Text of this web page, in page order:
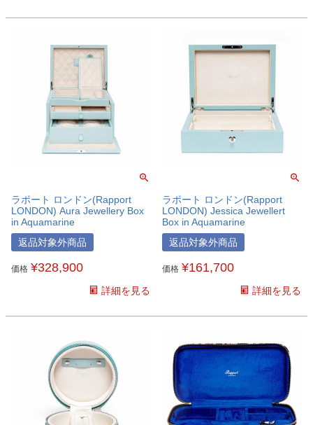
ラポート ロンドン(Rapport
LONDON) Aura Jewellery Box
in Aquamarine
返品対象外商品
価格 ¥328,900
詳細を見る
ラポート ロンドン(Rapport
LONDON) Jessica Jewellert
Box in Aquamarine
返品対象外商品
価格 ¥161,700
詳細を見る